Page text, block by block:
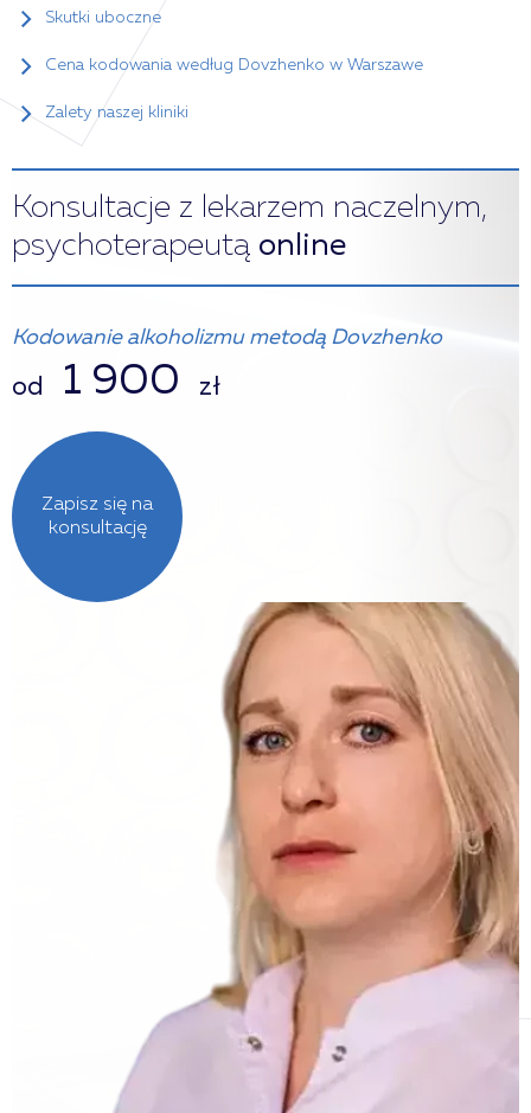
Skutki uboczne
Cena kodowania według Dovzhenko w Warszawe
Zalety naszej kliniki
Konsultacje z lekarzem naczelnym,
psychoterapeutą online
Zapisz się na
konsultację
Kodowanie alkoholizmu metodą Dovzhenko
od 1 900 zł